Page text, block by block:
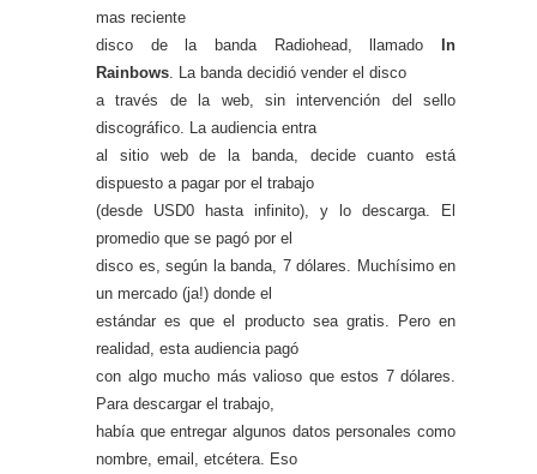
mas reciente
disco de la banda Radiohead, llamado
In
Rainbows . La banda decidió vender el disco
a través de la web, sin intervención del sello
discográfico. La audiencia entra
al sitio web de la banda, decide cuanto está
dispuesto a pagar por el trabajo
(desde USD0 hasta infinito), y lo descarga. El
promedio que se pagó por el
disco es, según la banda, 7 dólares. Muchísimo en
un mercado (ja!) donde el
estándar es que el producto sea gratis. Pero en
realidad, esta audiencia pagó
con algo mucho más valioso que estos 7 dólares.
Para descargar el trabajo,
había que entregar algunos datos personales como
nombre, email, etcétera. Eso